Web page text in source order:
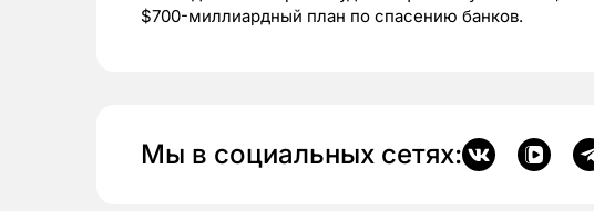
$700-миллиардный план по спасению банков.
Мы в социальных сетях: